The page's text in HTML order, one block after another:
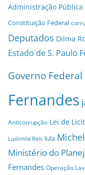
Administração Pública
Constituição Federal
Deputados Dilma
Estado de S. Paulo
Governo Federal
Fernandes
Anticorrupção Lei de
Ludimila Reis lula
Ministério do
Fernandes Operação